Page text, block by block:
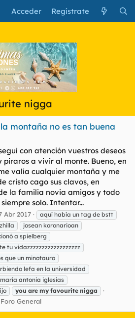
Acceder Regístrate
nigga
montaña no es tan buena
con atención vuestros deseos
a vivir al monte. Bueno, en
valía cualquier montaña y me
cristo cago sus clavos, en
la familia novia amigos y todo
solo. Intentar...
Abr 2017
aquí había un tag de bstt
josean koronarioan
a spielberg
tu vidazzzzzzzzzzzzzzzzzz
que un minotauro
lefa en la universidad
antonia iglesias
you are my favourite nigga
Foro General